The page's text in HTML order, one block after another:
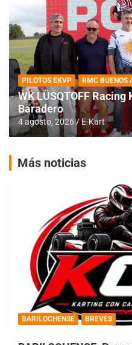
PILOTOS EKVP RMC BUENOS
WK LÜSQTOFF
Baradero
4 agosto, 2026 E-Kart
Más noticias
BARILOCHENSE BREVES